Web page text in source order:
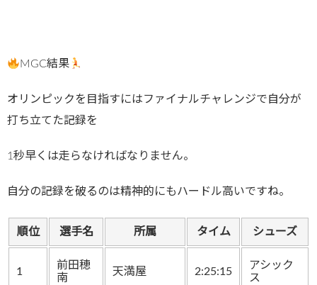
MGC結果
オリンピックを目指すにはファイナルチャレンジで自分が
打ち立てた記録を
1秒早くは走らなければなりません。
自分の記録を破るのは精神的にもハードル高いですね。
順位 選手名 所属 タイム シューズ
1
前田穂
南
天満屋 2:25:15
アシック
ス